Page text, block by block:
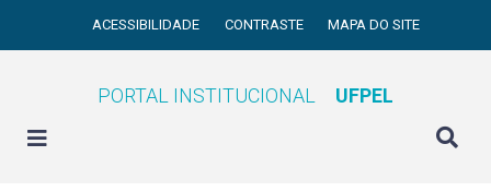
ACESSIBILIDADE CONTRASTE MAPA DO SITE
PORTAL INSTITUCIONAL UFPEL